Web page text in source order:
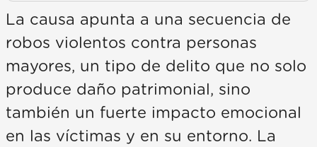
La causa apunta a una secuencia de
robos violentos contra personas
mayores, un tipo de delito que no solo
produce daño patrimonial, sino
también un fuerte impacto emocional
en las víctimas y en su entorno. La